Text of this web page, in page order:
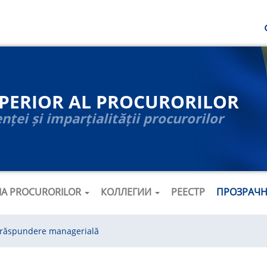
AL PROCURORILOR
și imparțialității procurorilor
PROCURORILOR КОЛЛЕГИИ РЕЕСТР
managerială